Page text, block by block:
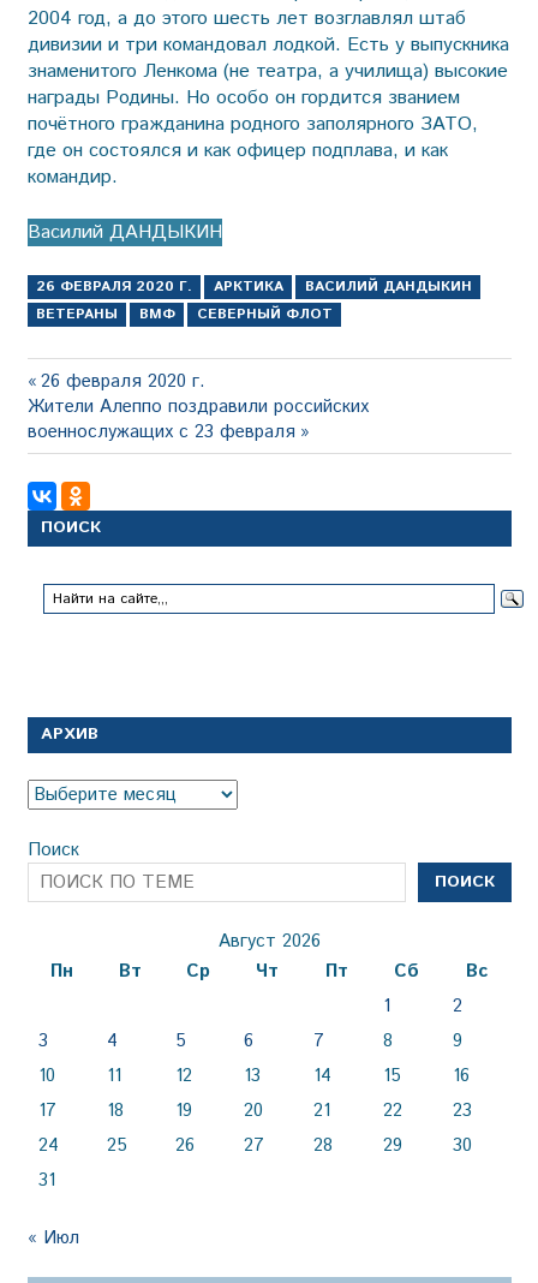
2004 год, а до этого шесть лет возглавлял штаб
дивизии и три командовал лодкой. Есть у выпускника
знаменитого Ленкома (не театра, а училища) высокие
награды Родины. Но особо он гордится званием
почётного гражданина родного заполярного ЗАТО,
где он состоялся и как офицер подплава, и как
командир.
Василий ДАНДЫКИН
26 ФЕВРАЛЯ 2020 Г. АРКТИКА
ВАСИЛИЙ ДАНДЫКИН
ВЕТЕРАНЫ
ВМФ СЕВЕРНЫЙ ФЛОТ
Навигация
по
записям
Предыдущая
запись:
26 февраля 2020 г.
Следующая
запись:
Жители Алеппо поздравили российских
военнослужащих с 23 февраля
ПОИСК
АРХИВ
Архив
Поиск
ПОИСК
Август 2026
Пн
Вт Ср Чт Пт Сб
Вс
1
2
3
4 5 6 7 8
9
10
11 12 13 14 15
16
17
18 19 20 21 22
23
24
25 26 27 28 29
30
31
« Июл